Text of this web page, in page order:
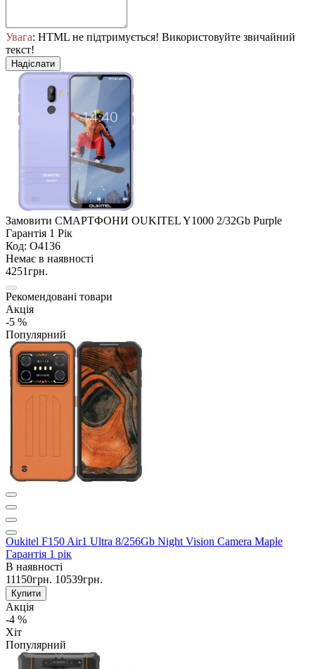
Увага: HTML не підтримується! Використовуйте звичайний
текст!
Надіслати
Замовити СМАРТФОНИ OUKITEL Y1000 2/32Gb Purple
Гарантія 1 Рік
Код: O4136
Немає в наявності
4251грн.
Рекомендовані товари
Акція
-5 %
Популярний
Oukitel F150 Air1 Ultra 8/256Gb Night Vision Camera Maple
Гарантія 1 рік
В наявності
11150грн. 10539грн.
Купити
Акція
-4 %
Хіт
Популярний